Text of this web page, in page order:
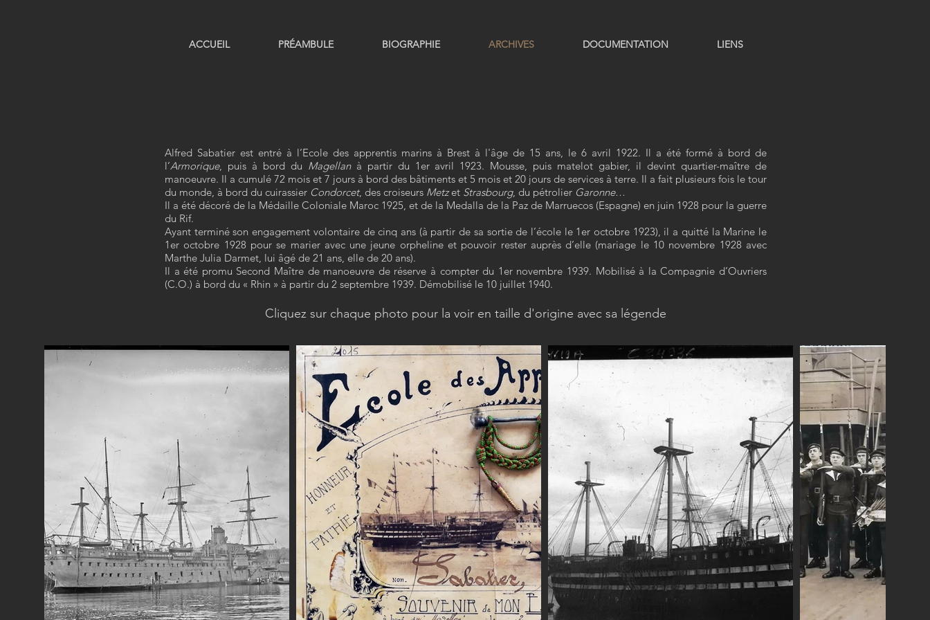
ACCUEIL PRÉAMBULE BIOGRAPHIE ARCHIVES DOCUMENTATION LIENS
Alfred Sabatier est entré à l’Ecole des apprentis marins à Brest à l'âge de 15 ans, le 6 avril 1922. Il a été formé à bord de
l’Armorique, puis à bord du Magellanà partir du 1er avril 1923. Mousse, puis matelot gabier, il devint quartier-maître de
manoeuvre. Il a cumulé 72 mois et 7 jours à bord des bâtiments et 5 mois et 20 jours de services à terre. Il a fait plusieurs fois le tour
du monde, à bord du cuirassier Condorcet, des croiseurs Metzet Strasbourg, du pétrolier Garonne…
Il a été décoré de la Médaille Coloniale Maroc 1925, et de la Medalla de la Paz de Marruecos (Espagne) en juin 1928 pour la guerre
du Rif.
Ayant terminé son engagement volontaire de cinq ans (à partir de sa sortie de l’école le 1er octobre 1923), il a quitté la Marine le
1er octobre 1928 pour se marier avec une jeune orpheline et pouvoir rester auprès d’elle (mariage le 10 novembre 1928 avec
Marthe Julia Darmet, lui âgé de 21 ans, elle de 20 ans).
Il a été promu Second Maître de manoeuvre de réserve à compter du 1er novembre 1939. Mobilisé à la Compagnie d’Ouvriers
(C.O.) à bord du « Rhin » à partir du 2 septembre 1939. Démobilisé le 10 juillet 1940.
Cliquez sur chaque photo pour la voir en taille d'origine avec sa légende